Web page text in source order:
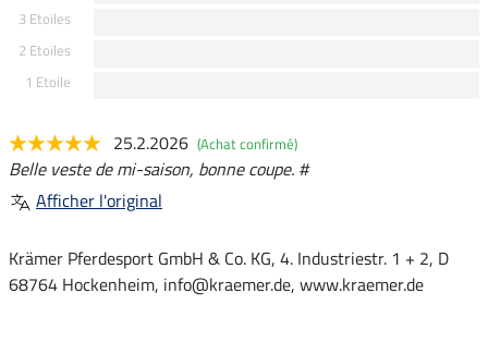
3 Etoiles
2 Etoiles
1 Etoile
25.2.2026 (Achat confirmé)
Belle veste de mi-saison, bonne coupe. #
Afficher l'original
Krämer Pferdesport GmbH & Co. KG, 4. Industriestr. 1 + 2, D
68764 Hockenheim, info@kraemer.de, www.kraemer.de